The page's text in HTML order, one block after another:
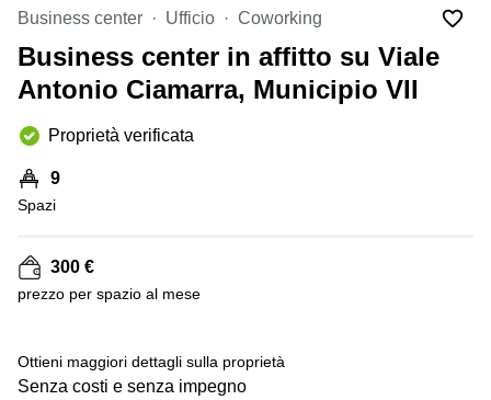
Brescia
Pescara
Verona
Catania
Bergamo
Como
Napoli
affitto a
Pescara
Coworking
Lombardy
Business
Toscana
Business
center
Milano
Business
Coworking
Campania
Business center Ufficio Coworking
Business center in affitto su Viale
Antonio Ciamarra, Municipio VII
Proprietà verificata
9
Spazi
300 €
prezzo per spazio al mese
Ottieni maggiori dettagli sulla proprietà
Senza costi e senza impegno